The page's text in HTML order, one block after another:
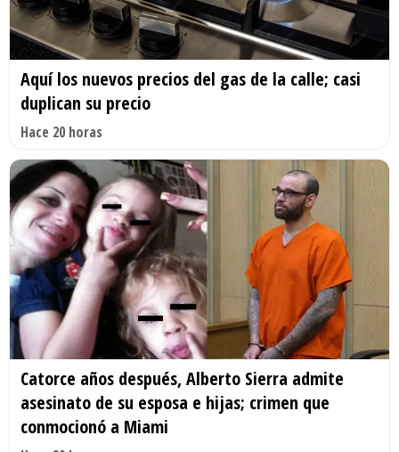
Aquí los nuevos precios del gas de la calle; casi
duplican su precio
Hace 20 horas
Catorce años después, Alberto Sierra admite
asesinato de su esposa e hijas; crimen que
conmocionó a Miami